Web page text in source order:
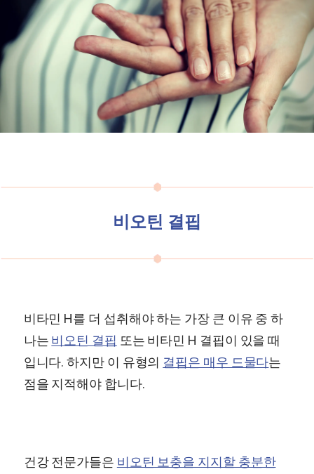
비오틴 결핍
비타민 H를 더 섭취해야 하는 가장 큰 이유 중 하
나는 비오틴 결핍 또는 비타민 H 결핍이 있을 때
입니다. 하지만 이 유형의 결핍은 매우 드물다는
점을 지적해야 합니다.
건강 전문가들은 비오틴 보충을 지지할 충분한